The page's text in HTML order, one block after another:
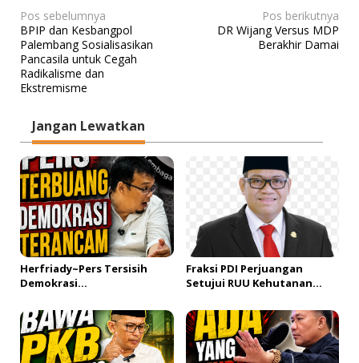
N
a
v
i
a
s
i
p
o
s
Pos sebelumnya
BPIP dan Kesbangpol
Palembang Sosialisasikan
Pancasila untuk Cegah
Radikalisme dan
Ekstremisme
Pos berikutnya
DR Wijang Versus MDP
Berakhir Damai
Jangan Lewatkan
Herfriady~Pers Tersisih
Demokrasi
t 1
Fraksi PDI Perjuangan
Setujui RUU Kehutanan
Selanjutnya